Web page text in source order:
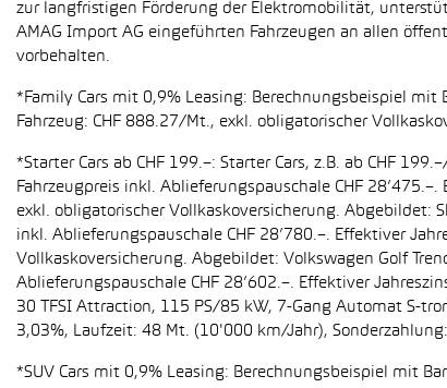
zur langfristigen Förderung der Elektromobilität,
AMAG Import AG eingeführten Fahrzeugen an allen
vorbehalten.
*Family Cars mit 0,9% Leasing: Berechnungsbeispiel mit
Fahrzeug: CHF 888.27/Mt., exkl. obligatorischer
*Starter Cars ab CHF 199.–: Starter Cars, z.B. ab CHF
Fahrzeugpreis inkl. Ablieferungspauschale CHF
exkl. obligatorischer Vollkaskoversicherung. Abgebildet:
inkl. Ablieferungspauschale CHF 28’780.–. Effektiver
Vollkaskoversicherung. Abgebildet: Volkswagen Golf
Ablieferungspauschale CHF 28’602.–. Effektiver
30 TFSI Attraction, 115 PS/85 kW, 7-Gang Automat S-
3,03%, Laufzeit: 48 Mt. (10'000 km/Jahr),
*SUV Cars mit 0,9% Leasing: Berechnungsbeispiel mit